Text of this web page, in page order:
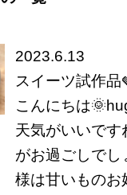
2023.6.13
スイーツ試作品
こんにちは
天気がいいです
がお過ごしでし
様は甘いものお